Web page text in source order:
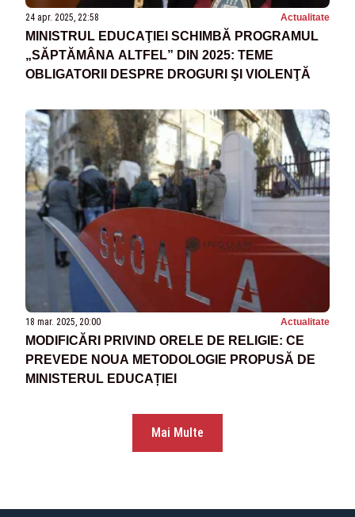
24 apr. 2025, 22:58 Actualitate
MINISTRUL EDUCAŢIEI SCHIMBĂ PROGRAMUL
„SĂPTĂMÂNA ALTFEL” DIN 2025: TEME
OBLIGATORII DESPRE DROGURI ŞI VIOLENŢĂ
18 mar. 2025, 20:00 Actualitate
MODIFICĂRI PRIVIND ORELE DE RELIGIE: CE
PREVEDE NOUA METODOLOGIE PROPUSĂ DE
MINISTERUL EDUCAȚIEI
Mai Multe